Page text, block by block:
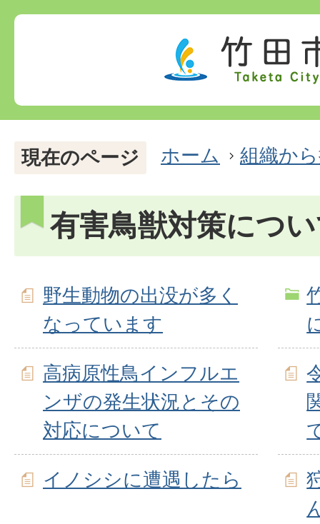
現在のページ ホーム 組織か
有害鳥獣対策につ
野生動物の出没が多く
なっています
高病原性鳥インフルエ
ンザの発生状況とその
対応について
イノシシに遭遇したら